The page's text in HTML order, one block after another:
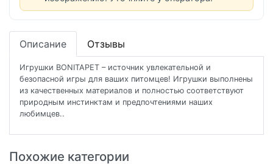
Описание Отзывы
Игрушки BONITAPET – источник увлекательной и
безопасной игры для ваших питомцев! Игрушки выполнены
из качественных материалов и полностью соответствуют
природным инстинктам и предпочтениями наших
любимцев..
Похожие категории